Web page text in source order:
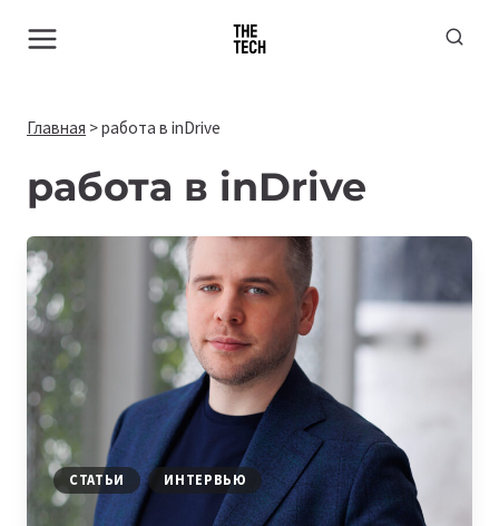
Главная >работа в inDrive
работа в inDrive
СТАТЬИ ИНТЕРВЬЮ